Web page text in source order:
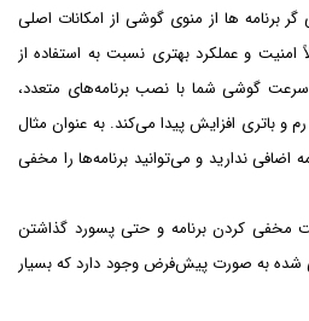
ها از منوی گوشی از امکانات اصلی
امنیت و عملکرد بهتری نسبت به استفاده از
سرعت گوشی شما با نصب برنامه‌های متعدد،
باتری افزایش پیدا می‌کند. به عنوان مثال
ندارید و می‌توانید برنامه‌ها را مخفی
مخفی کردن برنامه و حتی پسورد گذاشتن
شده به صورت پیش‌فرض وجود دارد که بسیار